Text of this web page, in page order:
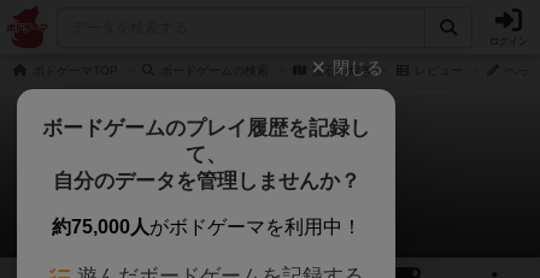
宝石の煌き
宝石の煌き
へっぷしさんのレビュー
69 25 161
閉じる
ボードゲームのプレイ履歴を記録し
て、
自分のデータを管理しませんか？
約75,000人がボドゲーマを利用中！